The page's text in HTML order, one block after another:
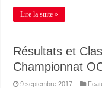
Lire la suite »
Résultats et
Championnat
9 septembre 2017